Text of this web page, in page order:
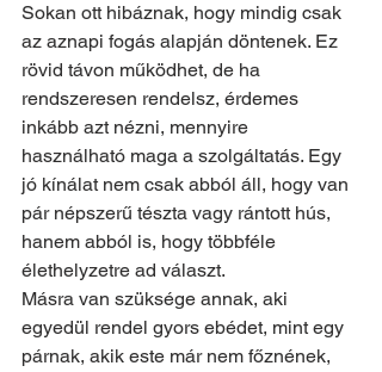
Sokan ott hibáznak, hogy mindig csak
az aznapi fogás alapján döntenek. Ez
rövid távon működhet, de ha
rendszeresen rendelsz, érdemes
inkább azt nézni, mennyire
használható maga a szolgáltatás. Egy
jó kínálat nem csak abból áll, hogy van
pár népszerű tészta vagy rántott hús,
hanem abból is, hogy többféle
élethelyzetre ad választ.
Másra van szüksége annak, aki
egyedül rendel gyors ebédet, mint egy
párnak, akik este már nem főznének,